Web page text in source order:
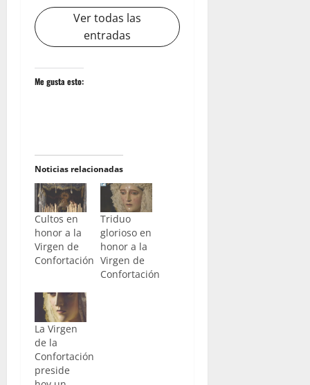
Ver todas las
entradas
Me gusta esto:
Noticias relacionadas
Cultos en
honor a la
Virgen de
Confortación
Triduo
glorioso en
honor a la
Virgen de
Confortación
La Virgen
de la
Confortación
preside